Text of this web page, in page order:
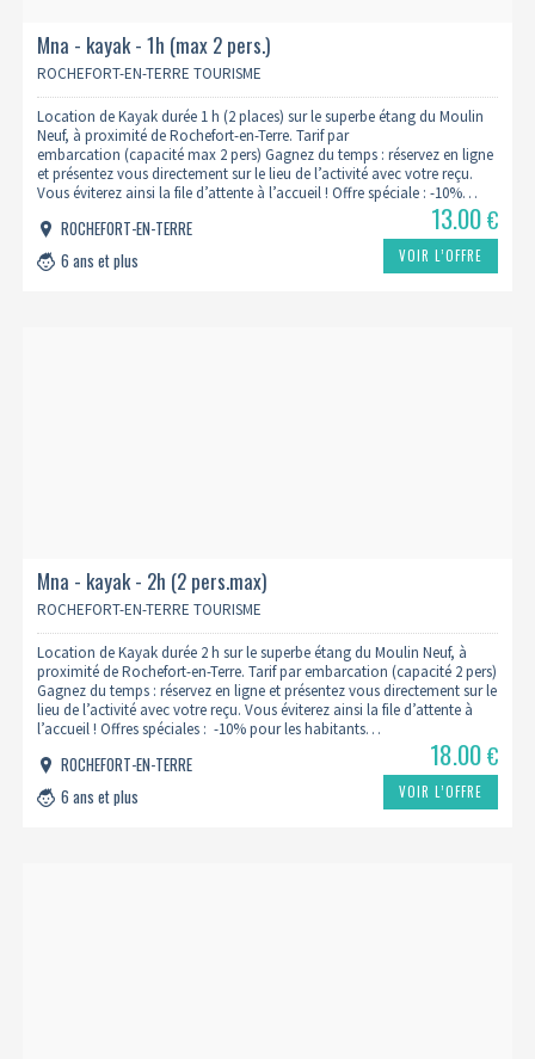
Mna - kayak - 1h (max 2 pers.)
ROCHEFORT-EN-TERRE TOURISME
Location de Kayak durée 1 h (2 places) sur le superbe étang du Moulin
Neuf, à proximité de Rochefort-en-Terre. Tarif par
embarcation (capacité max 2 pers) Gagnez du temps : réservez en ligne
et présentez vous directement sur le lieu de l’activité avec votre reçu.
Vous éviterez ainsi la file d’attente à l’accueil ! Offre spéciale : -10%…
ROCHEFORT-EN-TERRE
6 ans et plus
13.00€
VOIR L’OFFRE
Mna - kayak - 2h (2 pers.max)
ROCHEFORT-EN-TERRE TOURISME
Location de Kayak durée 2 h sur le superbe étang du Moulin Neuf, à
proximité de Rochefort-en-Terre. Tarif par embarcation (capacité 2 pers)
Gagnez du temps : réservez en ligne et présentez vous directement sur le
lieu de l’activité avec votre reçu. Vous éviterez ainsi la file d’attente à
l’accueil ! Offres spéciales : -10% pour les habitants…
ROCHEFORT-EN-TERRE
6 ans et plus
18.00€
VOIR L’OFFRE